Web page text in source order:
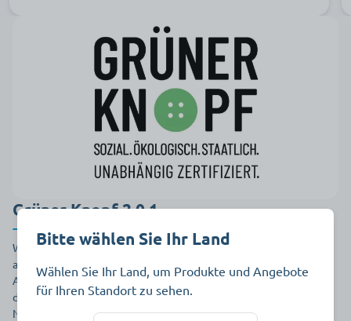
Grüner Knopf 2.0.1
Wir haben die Prüfung für den Grünen Knopf 2.0.1 erfolgreich
absolviert und erfüllen somit die weiterentwickelten
Anforderungen des Textilsiegels. Mit dem Siegel zeigen wir auch,
dass wir existenzsichernde Löhne fördern möchten,
Nachhaltigkeitsziele für unsere Geschäftsleitung festlegen und
Bitte wählen Sie Ihr Land
Wählen Sie Ihr Land, um Produkte und Angebote
für Ihren Standort zu sehen.